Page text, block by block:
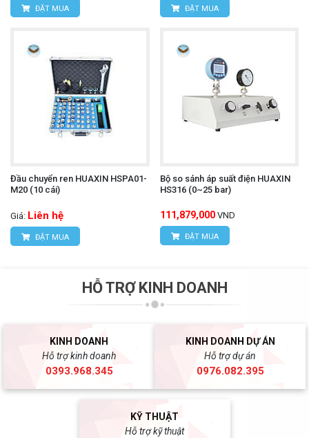
ĐẶT MUA ĐẶT MUA
Đầu chuyển ren HUAXIN HSPA01-
M20 (10 cái)
Giá: Liên hệ
ĐẶT MUA
Bộ so sánh áp suất điện HUAXIN
HS316 (0~25 bar)
111,879,000 VND
ĐẶT MUA
HỖ TRỢ KINH DOANH
KINH DOANH
Hỗ trợ kinh doanh
0393.968.345
KINH DOANH DỰ ÁN
Hỗ trợ dự án
0976.082.395
KỸ THUẬT
Hỗ trợ kỹ thuật